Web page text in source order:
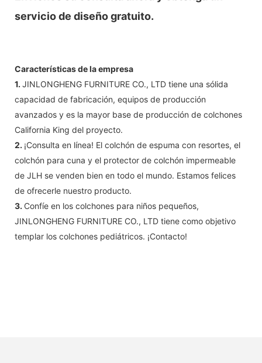
servicio de diseño gratuito.
Características de la empresa
1. JINLONGHENG FURNITURE CO., LTD tiene una sólida
capacidad de fabricación, equipos de producción
avanzados y es la mayor base de producción de colchones
California King del proyecto.
2. ¡Consulta en línea! El colchón de espuma con resortes, el
colchón para cuna y el protector de colchón impermeable
de JLH se venden bien en todo el mundo. Estamos felices
de ofrecerle nuestro producto.
3. Confíe en los colchones para niños pequeños,
JINLONGHENG FURNITURE CO., LTD tiene como objetivo
templar los colchones pediátricos. ¡Contacto!